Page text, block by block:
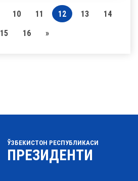
10 11 12 13
14
15
16 »
ЎЗБЕКИСТОН РЕСПУБЛИКАСИ
ПРЕЗИДЕНТИ